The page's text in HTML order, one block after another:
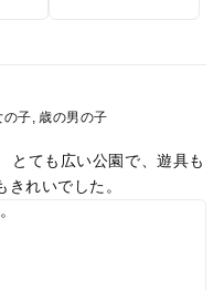
の子 歳の男の子
とても広い公園で、遊具も
れいでした。